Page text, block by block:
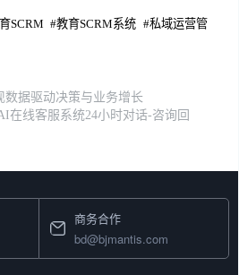
SCRM #教育SCRM系统 #私域运营管
数据驱动决策与业务增长
在线客服系统24小时对话-咨询回
商务合作
bd@bjmantis.com